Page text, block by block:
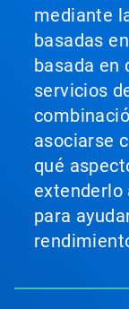
mediante
basadas
basada en
servicios
asociarse
qué
extenderlo
para